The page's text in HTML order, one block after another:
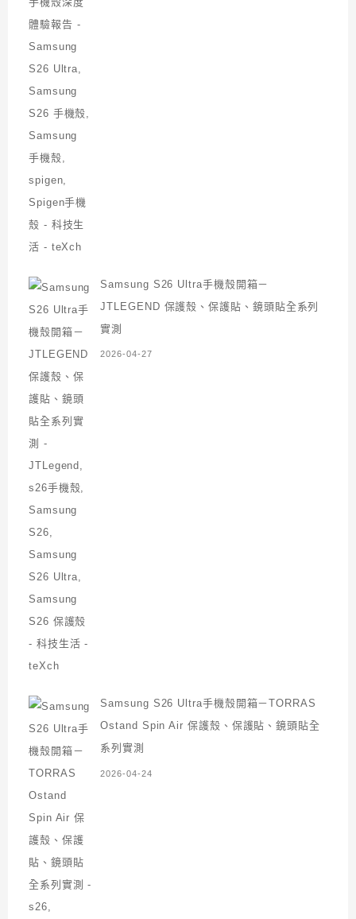
Samsung S26 Ultra手機殼開箱－
JTLEGEND 保護殼、保護貼、鏡頭貼全系列
實測
2026-04-27
Samsung S26 Ultra手機殼開箱－TORRAS
Ostand Spin Air 保護殼、保護貼、鏡頭貼全
系列實測
2026-04-24